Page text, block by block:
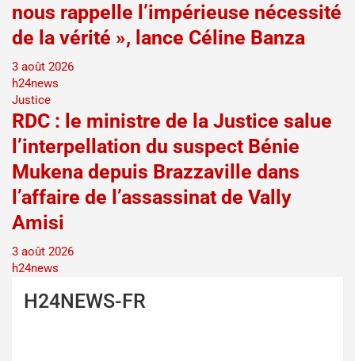
nous rappelle l’impérieuse nécessité
de la vérité », lance Céline Banza
3 août 2026
h24news
Justice
RDC : le ministre de la Justice salue
l’interpellation du suspect Bénie
Mukena depuis Brazzaville dans
l’affaire de l’assassinat de Vally
Amisi
3 août 2026
h24news
H24NEWS-FR